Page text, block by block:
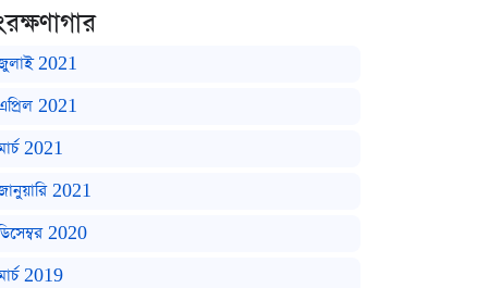
2021
2021
2021
2021
2020
2019